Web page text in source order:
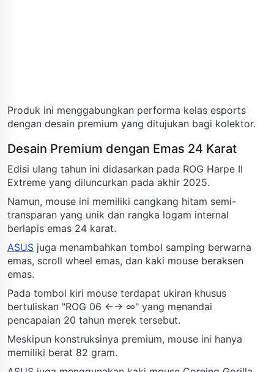
Produk ini menggabungkan performa kelas esports
dengan desain premium yang ditujukan bagi kolektor.
Desain Premium dengan Emas 24 Karat
Edisi ulang tahun ini didasarkan pada ROG Harpe II
Extreme yang diluncurkan pada akhir 2025.
Namun, mouse ini memiliki cangkang hitam semi-
transparan yang unik dan rangka logam internal
berlapis emas 24 karat.
ASUS juga menambahkan tombol samping berwarna
emas, scroll wheel emas, dan kaki mouse beraksen
emas.
Pada tombol kiri mouse terdapat ukiran khusus
bertuliskan "ROG 06 ←→ ∞" yang menandai
pencapaian 20 tahun merek tersebut.
Meskipun konstruksinya premium, mouse ini hanya
memiliki berat 82 gram.